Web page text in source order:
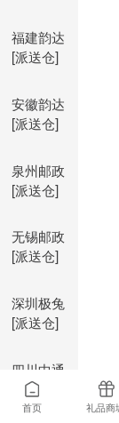
福建韵达
[派送仓]
安徽韵达
[派送仓]
泉州邮政
[派送仓]
无锡邮政
[派送仓]
深圳极兔
[派送仓]
四川中通
[派送仓]
首页 礼品商